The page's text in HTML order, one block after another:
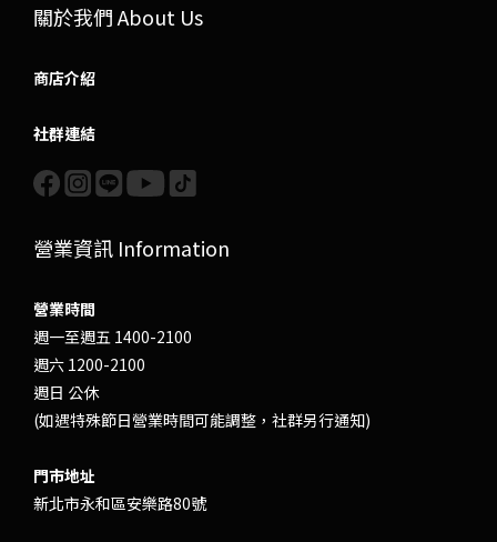
關於我們 About Us
商店介紹
社群連結
營業資訊 Information
營業時間
週一至週五 1400-2100
週六 1200-2100
週日 公休
(如遇特殊節日營業時間可能調整，社群另行通知)
門市地址
新北市永和區安樂路80號